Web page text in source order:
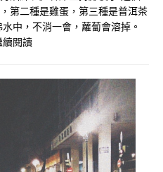
第二種是雞蛋，第三種是普洱茶
中，不消一會，蘿蔔會溶掉。
續閱讀